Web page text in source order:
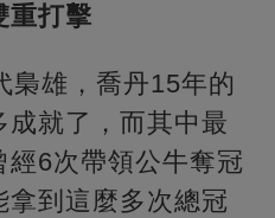
重打擊
梟雄，喬丹15年的
就了，而其中最
6次帶領公牛奪冠
拿到這麼多次總冠